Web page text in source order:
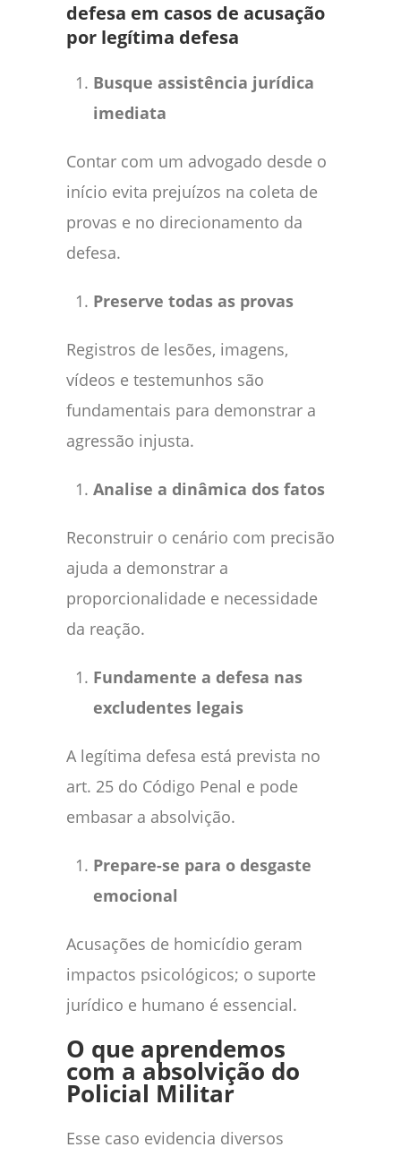
defesa em casos de acusação
por legítima defesa
Busque assistência jurídica
imediata
Contar com um advogado desde o
início evita prejuízos na coleta de
provas e no direcionamento da
defesa.
Preserve todas as provas
Registros de lesões, imagens,
vídeos e testemunhos são
fundamentais para demonstrar a
agressão injusta.
Analise a dinâmica dos fatos
Reconstruir o cenário com precisão
ajuda a demonstrar a
proporcionalidade e necessidade
da reação.
Fundamente a defesa nas
excludentes legais
A legítima defesa está prevista no
art. 25 do Código Penal e pode
embasar a absolvição.
Prepare-se para o desgaste
emocional
Acusações de homicídio geram
impactos psicológicos; o suporte
jurídico e humano é essencial.
O que aprendemos
com a absolvição do
Policial Militar
Esse caso evidencia diversos